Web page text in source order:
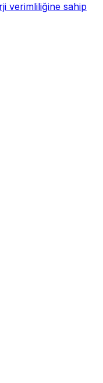
verimliliğine sahip